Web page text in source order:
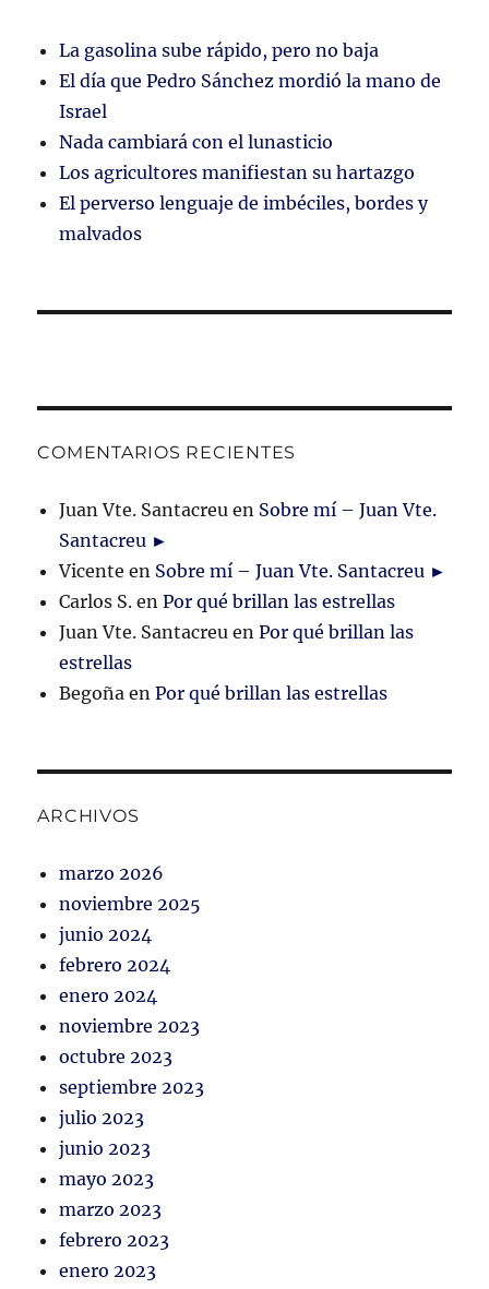
La gasolina sube rápido, pero no baja
El día que Pedro Sánchez mordió la mano de
Israel
Nada cambiará con el lunasticio
Los agricultores manifiestan su hartazgo
El perverso lenguaje de imbéciles, bordes y
malvados
COMENTARIOS RECIENTES
Juan Vte. Santacreu en Sobre mí – Juan Vte.
Santacreu ►
Vicente en Sobre mí – Juan Vte. Santacreu ►
Carlos S. enPor qué brillan las estrellas
Juan Vte. Santacreu enPor qué brillan las
estrellas
Begoña enPor qué brillan las estrellas
ARCHIVOS
marzo 2026
noviembre 2025
junio 2024
febrero 2024
enero 2024
noviembre 2023
octubre 2023
septiembre 2023
julio 2023
junio 2023
mayo 2023
marzo 2023
febrero 2023
enero 2023